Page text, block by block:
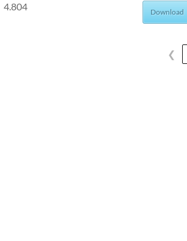
4.804 Download
❮